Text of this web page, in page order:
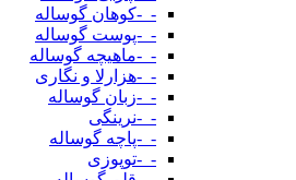
-_-کوهان گوساله
-_-پوست گوساله
-_-ماهیچه گوساله
-_-هزارلا و نگاری
-_-زبان گوساله
-_-نرینگی
-_-پاچه گوساله
-_-توپوزی